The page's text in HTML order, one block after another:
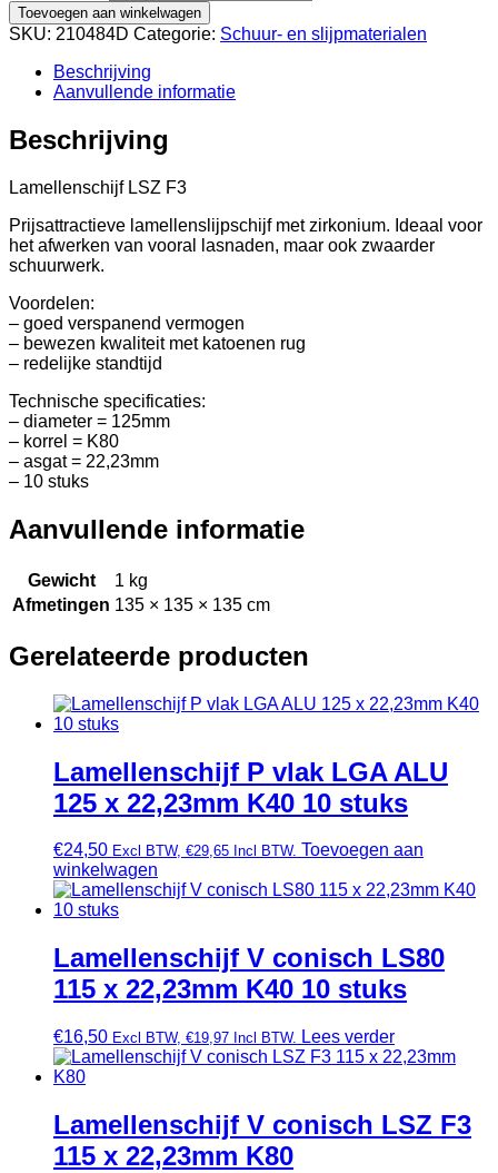
Toevoegen aan winkelwagen
SKU: 210484D Categorie: Schuur- en slijpmaterialen
Beschrijving
Aanvullende informatie
Beschrijving
Lamellenschijf LSZ F3
Prijsattractieve lamellenslijpschijf met zirkonium. Ideaal voor
het afwerken van vooral lasnaden, maar ook zwaarder
schuurwerk.
Voordelen:
– goed verspanend vermogen
– bewezen kwaliteit met katoenen rug
– redelijke standtijd
Technische specificaties:
– diameter = 125mm
– korrel = K80
– asgat = 22,23mm
– 10 stuks
Aanvullende informatie
Gewicht
1 kg
Afmetingen 135 × 135 × 135 cm
Gerelateerde producten
Lamellenschijf P vlak LGA ALU
125 x 22,23mm K40 10 stuks
€24,50 Excl BTW, €29,65 Incl BTW. Toevoegen aan
winkelwagen
Lamellenschijf V conisch LS80
115 x 22,23mm K40 10 stuks
€16,50 Excl BTW, €19,97 Incl BTW. Lees verder
Lamellenschijf V conisch LSZ F3
115 x 22,23mm K80